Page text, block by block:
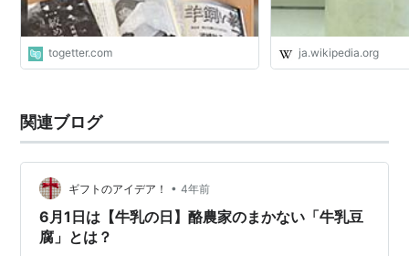
togetter.com ja.wikipedia.org
関連ブログ
ギフトのアイデア！ • 4年前
6月1日は【牛乳の日】酪農家のまかない「牛乳豆
腐」とは？